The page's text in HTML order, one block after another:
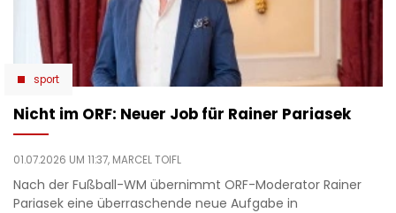
sport
Nicht im ORF: Neuer Job für Rainer Pariasek
01.07.2026 UM 11:37, MARCEL TOIFL
Nach der Fußball-WM übernimmt ORF-Moderator Rainer
Pariasek eine überraschende neue Aufgabe in